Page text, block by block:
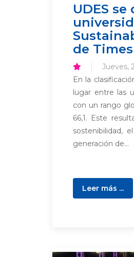
UDES
de
Jueves,
En la
lugar entre las
con un rango
66,1. Este
sostenibilidad,
generación de...
Leer más ...